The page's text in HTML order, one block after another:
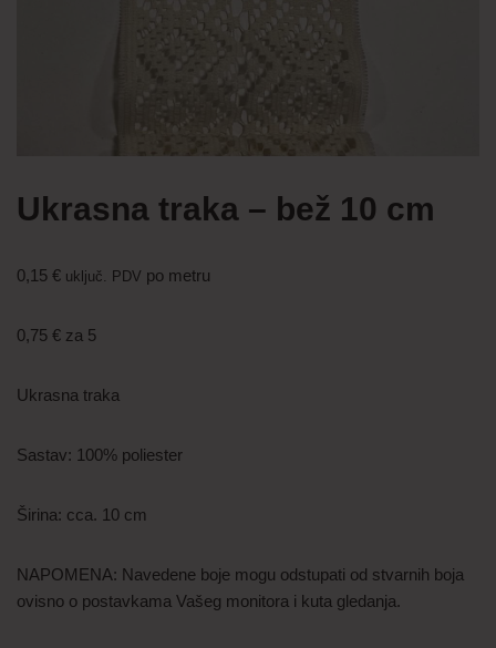
Ukrasna traka – bež 10 cm
0,15 € uključ. PDV po metru
0,75 € za 5
Ukrasna traka
Sastav: 100% poliester
Širina: cca. 10 cm
NAPOMENA: Navedene boje mogu odstupati od stvarnih boja
ovisno o postavkama Vašeg monitora i kuta gledanja.